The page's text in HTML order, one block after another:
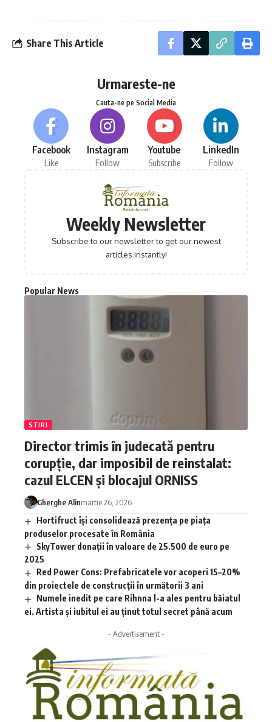
Share This Article
Urmareste-ne
Cauta-ne pe Social Media
Facebook
Like
Instagram
Follow
Youtube
Subscribe
LinkedIn
Follow
Weekly Newsletter
Subscribe to our newsletter to get our newest
articles instantly!
Popular News
STIRI
Director trimis în judecată pentru
corupție, dar imposibil de reinstalat:
cazul ELCEN și blocajul ORNISS
Gherghe Alinmartie 26, 2026
Hortifruct își consolidează prezența pe piața
produselor procesate în România
SkyTower donații în valoare de 25.500 de euro pe
2025
Red Power Cons: Prefabricatele vor acoperi 15–20%
din proiectele de construcții în următorii 3 ani
Numele inedit pe care Rihnna l-a ales pentru băiatul
ei. Artista și iubitul ei au ținut totul secret până acum
- Advertisement -